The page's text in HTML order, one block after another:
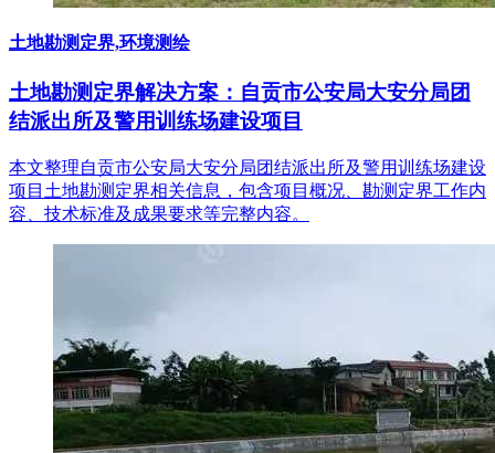
土地勘测定界,环境测绘
土地勘测定界解决方案：自贡市公安局大安分局团
结派出所及警用训练场建设项目
本文整理自贡市公安局大安分局团结派出所及警用训练场建设
项目土地勘测定界相关信息，包含项目概况、勘测定界工作内
容、技术标准及成果要求等完整内容。